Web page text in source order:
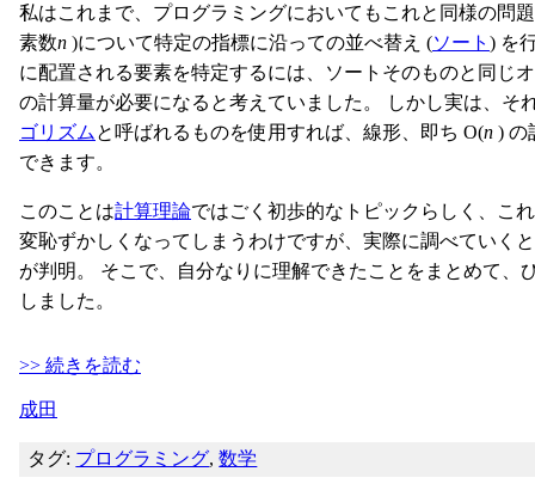
私はこれまで、プログラミングにおいてもこれと同様の問
素数n )について特定の指標に沿っての並べ替え (ソート ) を
に配置される要素を特定するには、ソートそのものと同じ
の計算量が必要になると考えていました。 しかし実は、そ
ゴリズム と呼ばれるものを使用すれば、線形、即ち O(n ) の
できます。
このことは計算理論ではごく初歩的なトピックらしく、こ
変恥ずかしくなってしまうわけですが、実際に調べていく
が判明。 そこで、自分なりに理解できたことをまとめて、
しました。
>> 続きを読む
成田
タグ: プログラミング,数学